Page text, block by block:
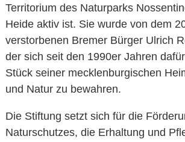
Territorium des Naturparks
Heide aktiv ist. Sie wurde von dem
verstorbenen Bremer Bürger Ulrich
der sich seit den 1990er Jahren
Stück seiner mecklenburgischen
und Natur zu bewahren.
Die Stiftung setzt sich für die
Naturschutzes, die Erhaltung und